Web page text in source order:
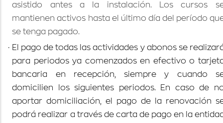
asistido antes a la instalación. Los cursos
mantienen activos hasta el último día del período
se tenga pagado.
· El pago de todas las actividades y abonos se
para periodos ya comenzados en efectivo o
bancaria en recepción, siempre y cuando
domicilien los siguientes periodos. En caso de
aportar domiciliación, el pago de la renovación
podrá realizar a través de carta de pago en la